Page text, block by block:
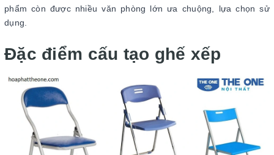
phẩm còn được nhiều văn phòng lớn ưa chuộng, lựa chọn sử
dụng.
Đặc điểm cấu tạo ghế xếp